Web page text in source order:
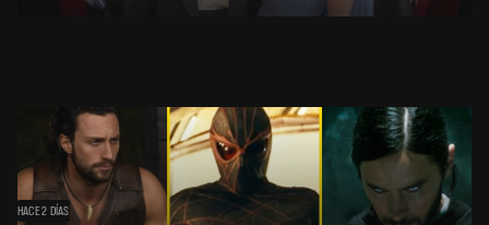
HACE 2 DÍAS